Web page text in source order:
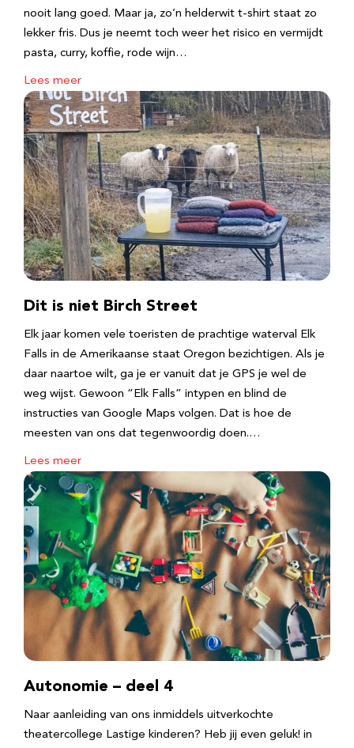
nooit lang goed. Maar ja, zo’n helderwit t-shirt staat zo
lekker fris. Dus je neemt toch weer het risico en vermijdt
pasta, curry, koffie, rode wijn…
Lees meer
Dit is niet Birch Street
Elk jaar komen vele toeristen de prachtige waterval Elk
Falls in de Amerikaanse staat Oregon bezichtigen. Als je
daar naartoe wilt, ga je er vanuit dat je GPS je wel de
weg wijst. Gewoon “Elk Falls” intypen en blind de
instructies van Google Maps volgen. Dat is hoe de
meesten van ons dat tegenwoordig doen.…
Lees meer
Autonomie – deel 4
Naar aanleiding van ons inmiddels uitverkochte
theatercollege Lastige kinderen? Heb jij even geluk! in